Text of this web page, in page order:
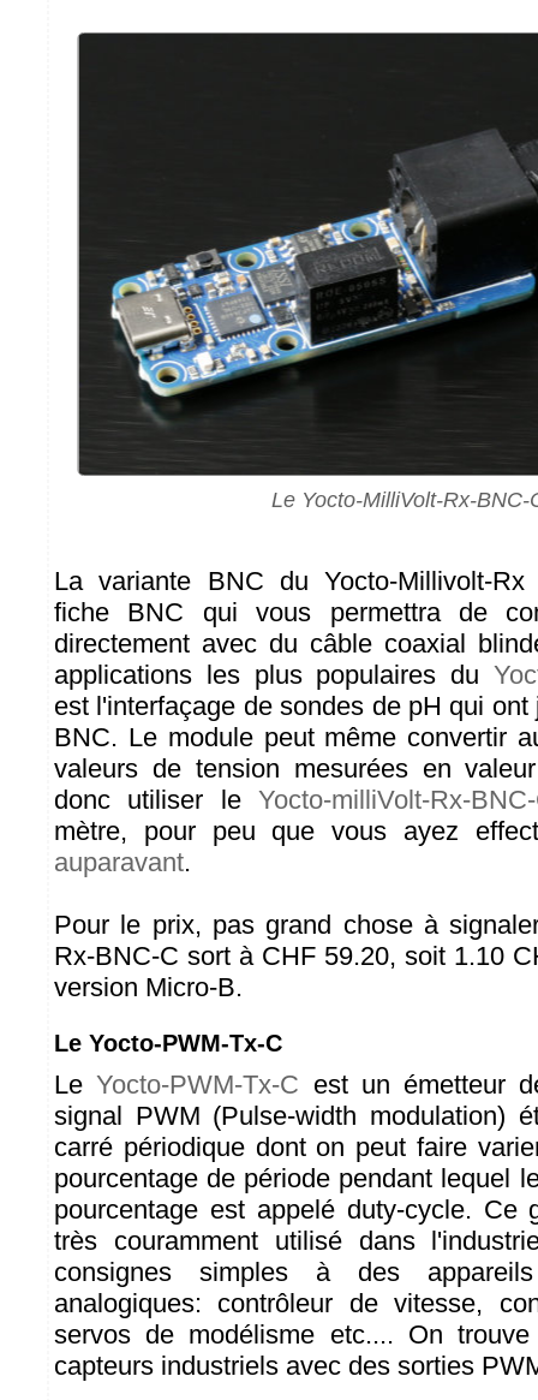
Le Yocto-MilliVolt-Rx-BNC-
La variante BNC du Yocto-Millivolt-
fiche BNC qui vous permettra de
directement avec du câble coaxial
applications les plus populaires du
est l'interfaçage de sondes de pH qui
BNC. Le module peut même convertir
valeurs de tension mesurées en
donc utiliser le Yocto-milliVolt-Rx-
mètre, pour peu que vous ayez
auparavant.
Pour le prix, pas grand chose à
Rx-BNC-C sort à CHF 59.20, soit 1.10
version Micro-B.
Le Yocto-PWM-Tx-C
LeYocto-PWM-Tx-C est un émetteur
signal PWM (Pulse-width modulation)
carré périodique dont on peut faire
pourcentage de période pendant lequel
pourcentage est appelé duty-cycle. Ce
très couramment utilisé dans
consignes simples à des
analogiques: contrôleur de vitesse,
servos de modélisme etc.... On
capteurs industriels avec des sorties